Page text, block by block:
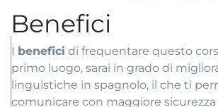
Benefici
I benefici di frequentare questo
primo luogo, sarai in grado di
linguistiche in spagnolo, il che ti
comunicare con maggiore sicurezza